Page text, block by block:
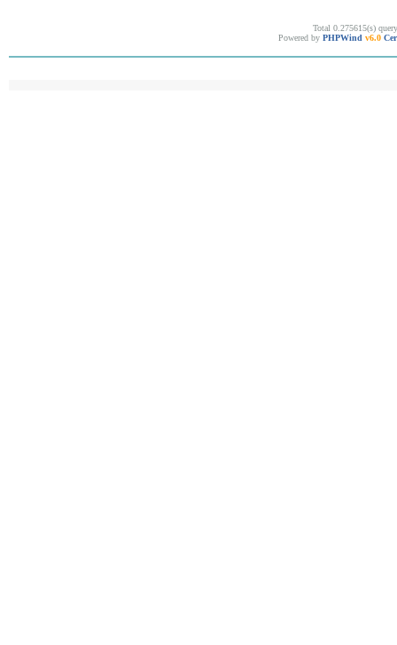
Total 0.275615(s)
Powered by PHPWind v6.0